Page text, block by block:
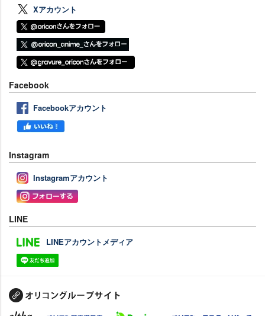
Xアカウント
Facebook
Facebookアカウント
Instagram
Instagramアカウント
LINE
LINEアカウントメディア